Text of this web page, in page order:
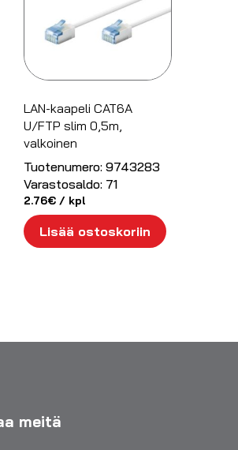
LAN-kaapeli CAT6A
U/FTP slim 0,5m,
valkoinen
Tuotenumero: 9743283
Varastosaldo: 71
2.76€/ kpl
Lisää ostoskoriin
meitä